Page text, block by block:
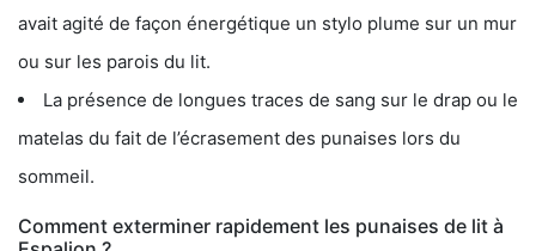
avait agité de façon énergétique un stylo plume sur un mur
ou sur les parois du lit.
La présence de longues traces de sang sur le drap ou le
matelas du fait de l’écrasement des punaises lors du
sommeil.
Comment exterminer rapidement les punaises de lit à